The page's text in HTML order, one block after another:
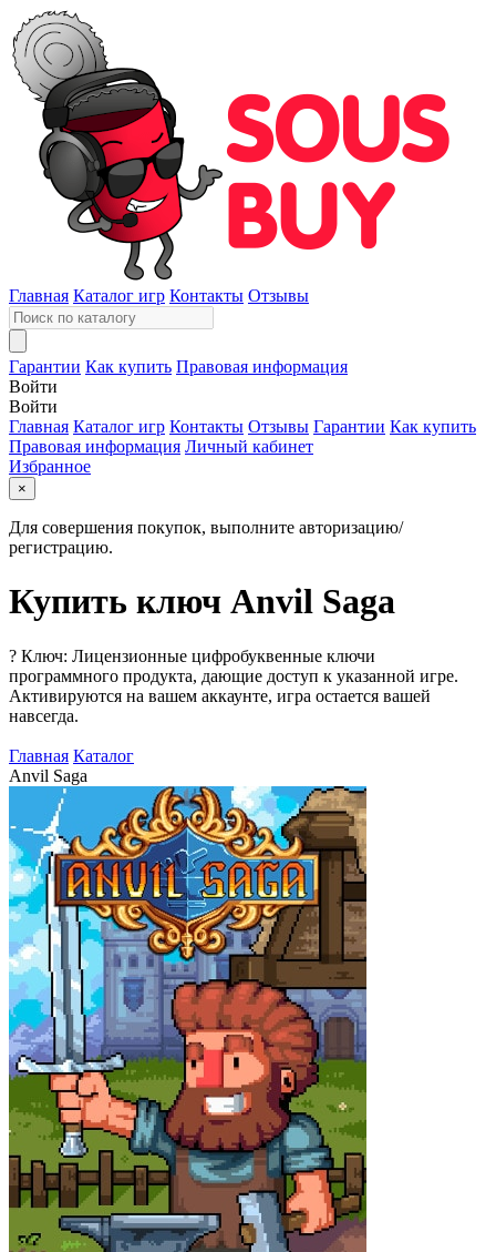
Главная Каталог игр Контакты Отзывы
Гарантии Как купить Правовая информация
Войти
Войти
Главная Каталог игр Контакты Отзывы Гарантии Как купить
Правовая информация Личный кабинет
Избранное
×
Для совершения покупок, выполните авторизацию/
регистрацию.
Купить ключ Anvil Saga
? Ключ: Лицензионные цифробуквенные ключи
программного продукта, дающие доступ к указанной игре.
Активируются на вашем аккаунте, игра остается вашей
навсегда.
Главная Каталог
Anvil Saga